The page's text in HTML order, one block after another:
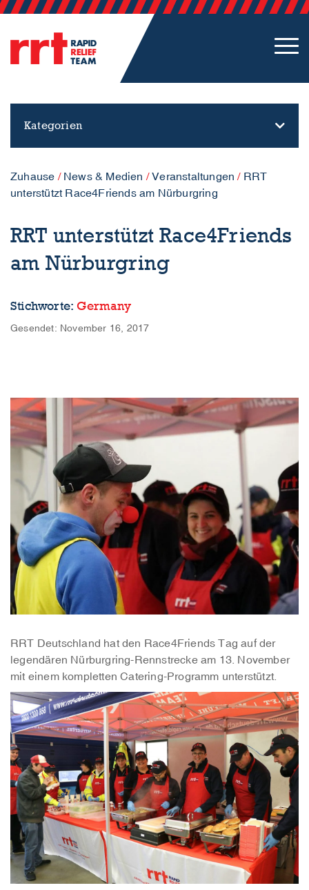
Kategorien
Zuhause / News & Medien /Veranstaltungen / RRT
unterstützt Race4Friends am Nürburgring
RRT unterstützt Race4Friends
am Nürburgring
Stichworte: Germany
Gesendet: November 16, 2017
RRT Deutschland hat den Race4Friends Tag auf der
legendären Nürburgring-Rennstrecke am 13. November
mit einem kompletten Catering-Programm unterstützt.